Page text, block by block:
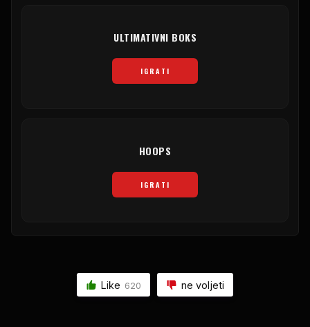
ULTIMATIVNI BOKS
IGRATI
HOOPS
IGRATI
Like 620 ne voljeti